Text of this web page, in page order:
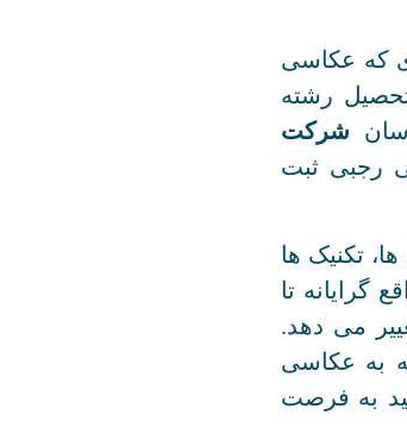
که عکاسی
رشته
شرکت
حقوقی رجبی ثبت
تکنیک ها
گرایانه تا
می دهد.
به عکاسی
به فرصت